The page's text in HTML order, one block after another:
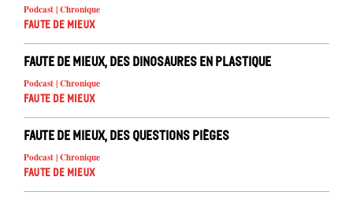
Podcast | Chronique
Faute de mieux
Faute de mieux, des dinosaures en plastique
Podcast | Chronique
Faute de mieux
Faute de mieux, des questions pièges
Podcast | Chronique
Faute de mieux